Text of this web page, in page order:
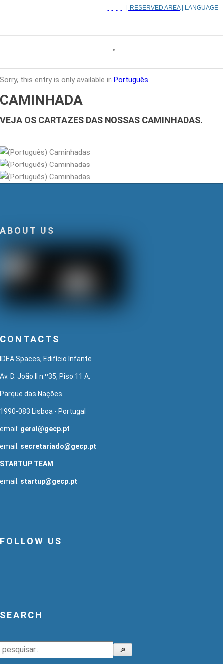
RESERVED AREA| LANGUAGE
Sorry, this entry is only available in Português.
CAMINHADA
VEJA OS CARTAZES DAS NOSSAS CAMINHADAS.
ABOUT US
CONTACTS
IDEA Spaces, Edifício Infante
Av. D. João II n.º35, Piso 11 A,
Parque das Nações
1990-083 Lisboa - Portugal
email: geral@gecp.pt
email: secretariado@gecp.pt
STARTUP TEAM
email: startup@gecp.pt
FOLLOW US
SEARCH
Search 🔎